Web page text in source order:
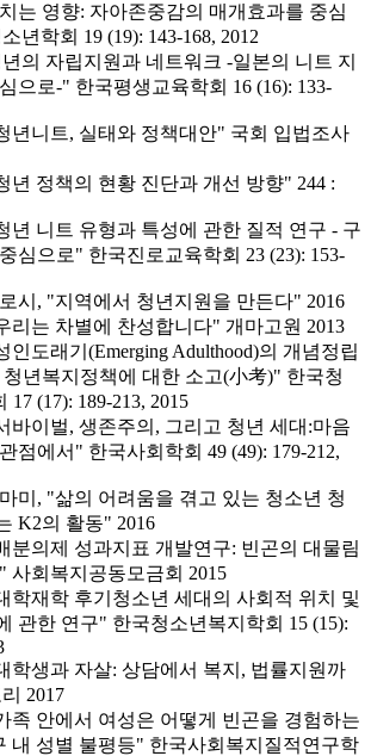
는 영향: 자아존중감의 매개효과를 중심
년학회 19 (19): 143-168, 2012
의 자립지원과 네트워크 -일본의 니트 지
으로-" 한국평생교육학회 16 (16): 133-
년니트, 실태와 정책대안" 국회 입법조사
년 정책의 현황 진단과 개선 방향" 244 :
년 니트 유형과 특성에 관한 질적 연구 - 구
심으로" 한국진로교육학회 23 (23): 153-
시, "지역에서 청년지원을 만든다" 2016
리는 차별에 찬성합니다" 개마고원 2013
인도래기(Emerging Adulthood)의 개념정립
년복지정책에 대한 소고(小考)" 한국청
17 (17): 189-213, 2015
바이벌, 생존주의, 그리고 청년 세대:마음
점에서" 한국사회학회 49 (49): 179-212,
미, "삶의 어려움을 겪고 있는 청소년 청
K2의 활동" 2016
분의제 성과지표 개발연구: 빈곤의 대물림
사회복지공동모금회 2015
학재학 후기청소년 세대의 사회적 위치 및
관한 연구" 한국청소년복지학회 15 (15):
학생과 자살: 상담에서 복지, 법률지원까
2017
족 안에서 여성은 어떻게 빈곤을 경험하는
내 성별 불평등" 한국사회복지질적연구학